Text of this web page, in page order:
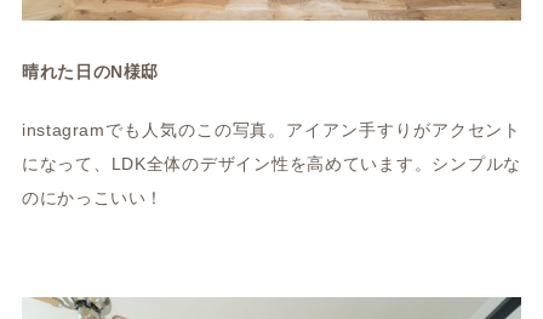
晴れた日のN様邸
instagramでも人気のこの写真。アイアン手すりがアクセント
になって、LDK全体のデザイン性を高めています。シンプルな
のにかっこいい！